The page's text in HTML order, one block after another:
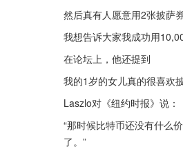
然后真有人愿意用2张披萨
我想告诉大家我成功用
在论坛上，他还提到
我的1岁的女儿真的很喜欢
Laszlo对《纽约时报》说：
“那时候比特币还没有什么
了。”